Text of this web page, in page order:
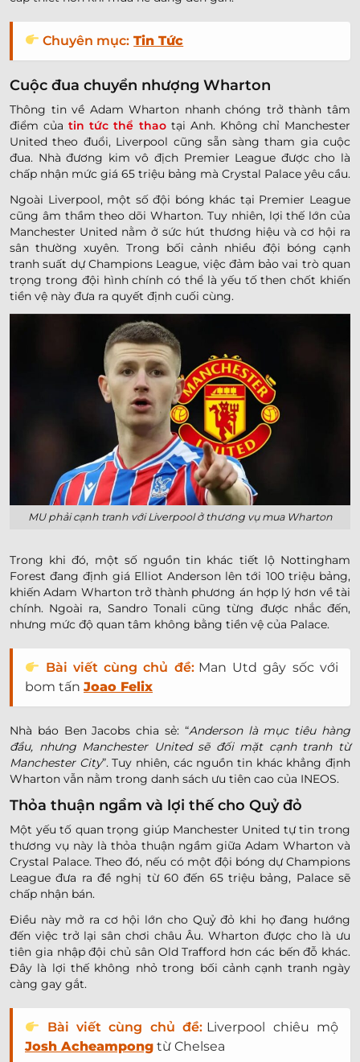
Chuyên mục: Tin Tức
Cuộc đua chuyển nhượng Wharton
Thông tin về Adam Wharton nhanh chóng trở thành tâm
điểm củatin tức thể thaotại Anh. Không chỉ Manchester
United theo đuổi, Liverpool cũng sẵn sàng tham gia cuộc
đua. Nhà đương kim vô địch Premier League được cho là
chấp nhận mức giá 65 triệu bảng mà Crystal Palace yêu cầu.
Ngoài Liverpool, một số đội bóng khác tại Premier League
cũng âm thầm theo dõi Wharton. Tuy nhiên, lợi thế lớn của
Manchester United nằm ở sức hút thương hiệu và cơ hội ra
sân thường xuyên. Trong bối cảnh nhiều đội bóng cạnh
tranh suất dự Champions League, việc đảm bảo vai trò quan
trọng trong đội hình chính có thể là yếu tố then chốt khiến
tiền vệ này đưa ra quyết định cuối cùng.
MU phải cạnh tranh với Liverpool ở thương vụ mua Wharton
Trong khi đó, một số nguồn tin khác tiết lộ Nottingham
Forest đang định giá Elliot Anderson lên tới 100 triệu bảng,
khiến Adam Wharton trở thành phương án hợp lý hơn về tài
chính. Ngoài ra, Sandro Tonali cũng từng được nhắc đến,
nhưng mức độ quan tâm không bằng tiền vệ của Palace.
Bài viết cùng chủ đề: Man Utd gây sốc với
bom tấnJoao Felix
Nhà báo Ben Jacobs chia sẻ: “Anderson là mục tiêu hàng
đầu, nhưng Manchester United sẽ đối mặt cạnh tranh từ
Manchester City”. Tuy nhiên, các nguồn tin khác khẳng định
Wharton vẫn nằm trong danh sách ưu tiên cao của INEOS.
Thỏa thuận ngầm và lợi thế cho Quỷ đỏ
Một yếu tố quan trọng giúp Manchester United tự tin trong
thương vụ này là thỏa thuận ngầm giữa Adam Wharton và
Crystal Palace. Theo đó, nếu có một đội bóng dự Champions
League đưa ra đề nghị từ 60 đến 65 triệu bảng, Palace sẽ
chấp nhận bán.
Điều này mở ra cơ hội lớn cho Quỷ đỏ khi họ đang hướng
đến việc trở lại sân chơi châu Âu. Wharton được cho là ưu
tiên gia nhập đội chủ sân Old Trafford hơn các bến đỗ khác.
Đây là lợi thế không nhỏ trong bối cảnh cạnh tranh ngày
càng gay gắt.
Bài viết cùng chủ đề: Liverpool chiêu mộ
Josh Acheampong từ Chelsea